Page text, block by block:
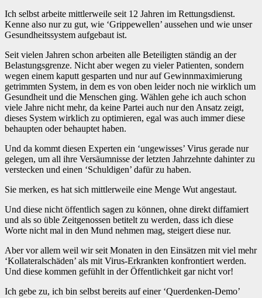
Ich selbst arbeite mittlerweile seit 12 Jahren im Rettungsdienst.
Kenne also nur zu gut, wie ‘Grippewellen’ aussehen und wie unser
Gesundheitssystem aufgebaut ist.
Seit vielen Jahren schon arbeiten alle Beteiligten ständig an der
Belastungsgrenze. Nicht aber wegen zu vieler Patienten, sondern
wegen einem kaputt gesparten und nur auf Gewinnmaximierung
getrimmten System, in dem es von oben leider noch nie wirklich um
Gesundheit und die Menschen ging. Wählen gehe ich auch schon
viele Jahre nicht mehr, da keine Partei auch nur den Ansatz zeigt,
dieses System wirklich zu optimieren, egal was auch immer diese
behaupten oder behauptet haben.
Und da kommt diesen Experten ein ‘ungewisses’ Virus gerade nur
gelegen, um all ihre Versäumnisse der letzten Jahrzehnte dahinter zu
verstecken und einen ‘Schuldigen’ dafür zu haben.
Sie merken, es hat sich mittlerweile eine Menge Wut angestaut.
Und diese nicht öffentlich sagen zu können, ohne direkt diffamiert
und als so üble Zeitgenossen betitelt zu werden, dass ich diese
Worte nicht mal in den Mund nehmen mag, steigert diese nur.
Aber vor allem weil wir seit Monaten in den Einsätzen mit viel mehr
‘Kollateralschäden’ als mit Virus-Erkrankten konfrontiert werden.
Und diese kommen gefühlt in der Öffentlichkeit gar nicht vor!
Ich gebe zu, ich bin selbst bereits auf einer ‘Querdenken-Demo’